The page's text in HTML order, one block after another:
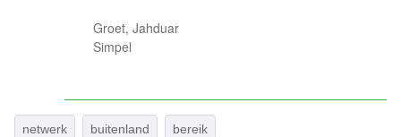
Groet, Jahduar
Simpel
netwerk buitenland bereik